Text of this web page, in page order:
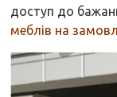
доступ до
меблів на